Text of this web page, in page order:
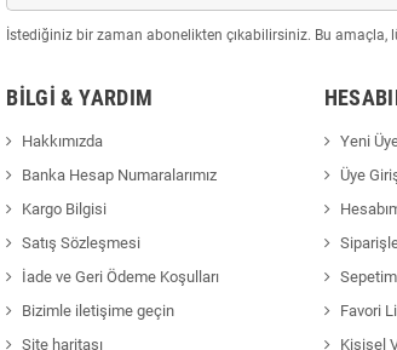
İstediğiniz bir zaman abonelikten çıkabilirsiniz. Bu
BILGI & YARDIM
Hakkımızda
Banka Hesap Numaralarımız
Kargo Bilgisi
Satış Sözleşmesi
İade ve Geri Ödeme Koşulları
Bizimle iletişime geçin
Site haritası
Yeni
Üye
Sepetim
Favori
Kişisel